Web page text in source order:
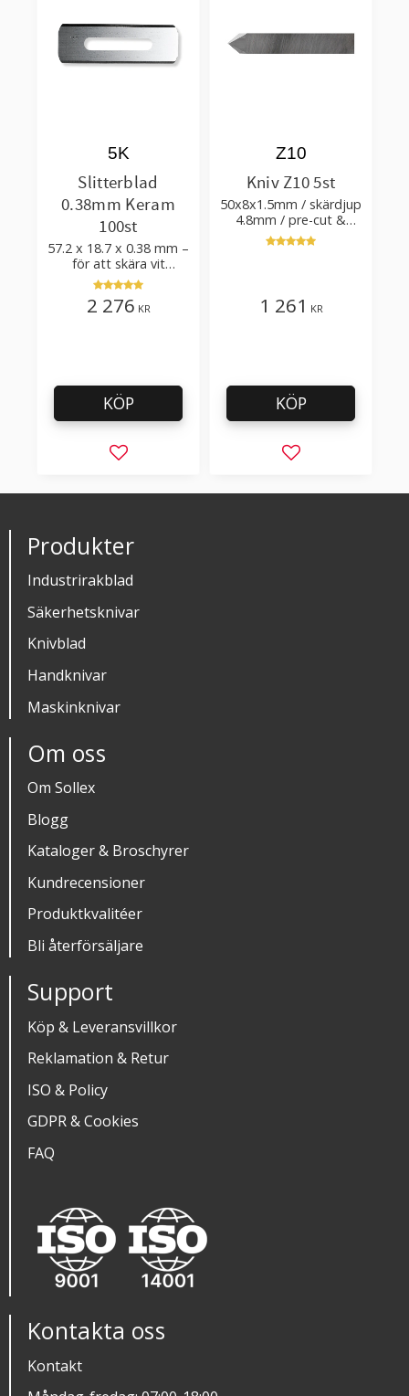
Slitterblad
0.38mm Keram
100st
57.2 x 18.7 x 0.38 mm –
för att skära vit
plastfilm med tillsatser
5K
2 276 KR
Lägg till i favoriter
KÖP
Kniv Z10 5st
50x8x1.5mm / skärdjup
4.8mm / pre-cut &
post-cut 0.84xTm /
skärvinkel 50°
Z10
1 261 KR
Lägg till i
KÖP
Produkter
Industrirakblad
Säkerhetsknivar
Knivblad
Handknivar
Maskinknivar
Om oss
Om Sollex
Blogg
Kataloger & Broschyrer
Kundrecensioner
Produktkvalitéer
Bli återförsäljare
Support
Köp & Leveransvillkor
Reklamation & Retur
ISO & Policy
GDPR & Cookies
FAQ
Kontakta oss
Kontakt